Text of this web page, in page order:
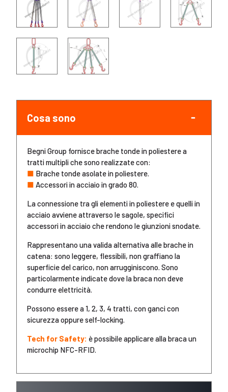
Cosa sono
Begni Group fornisce brache tonde in poliestere a
tratti multipli che sono realizzate con:
■ Brache tonde asolate in poliestere.
■ Accessori in acciaio in grado 80.
La connessione tra gli elementi in poliestere e quelli in
acciaio avviene attraverso le sagole, specifici
accessori in acciaio che rendono le giunzioni snodate.
Rappresentano una valida alternativa alle brache in
catena: sono leggere, flessibili, non graffiano la
superficie del carico, non arrugginiscono. Sono
particolarmente indicate dove la braca non deve
condurre elettricità.
Possono essere a 1, 2, 3, 4 tratti, con ganci con
sicurezza oppure self-locking.
Tech for Safety: è possibile applicare alla braca un
microchip NFC-RFID.